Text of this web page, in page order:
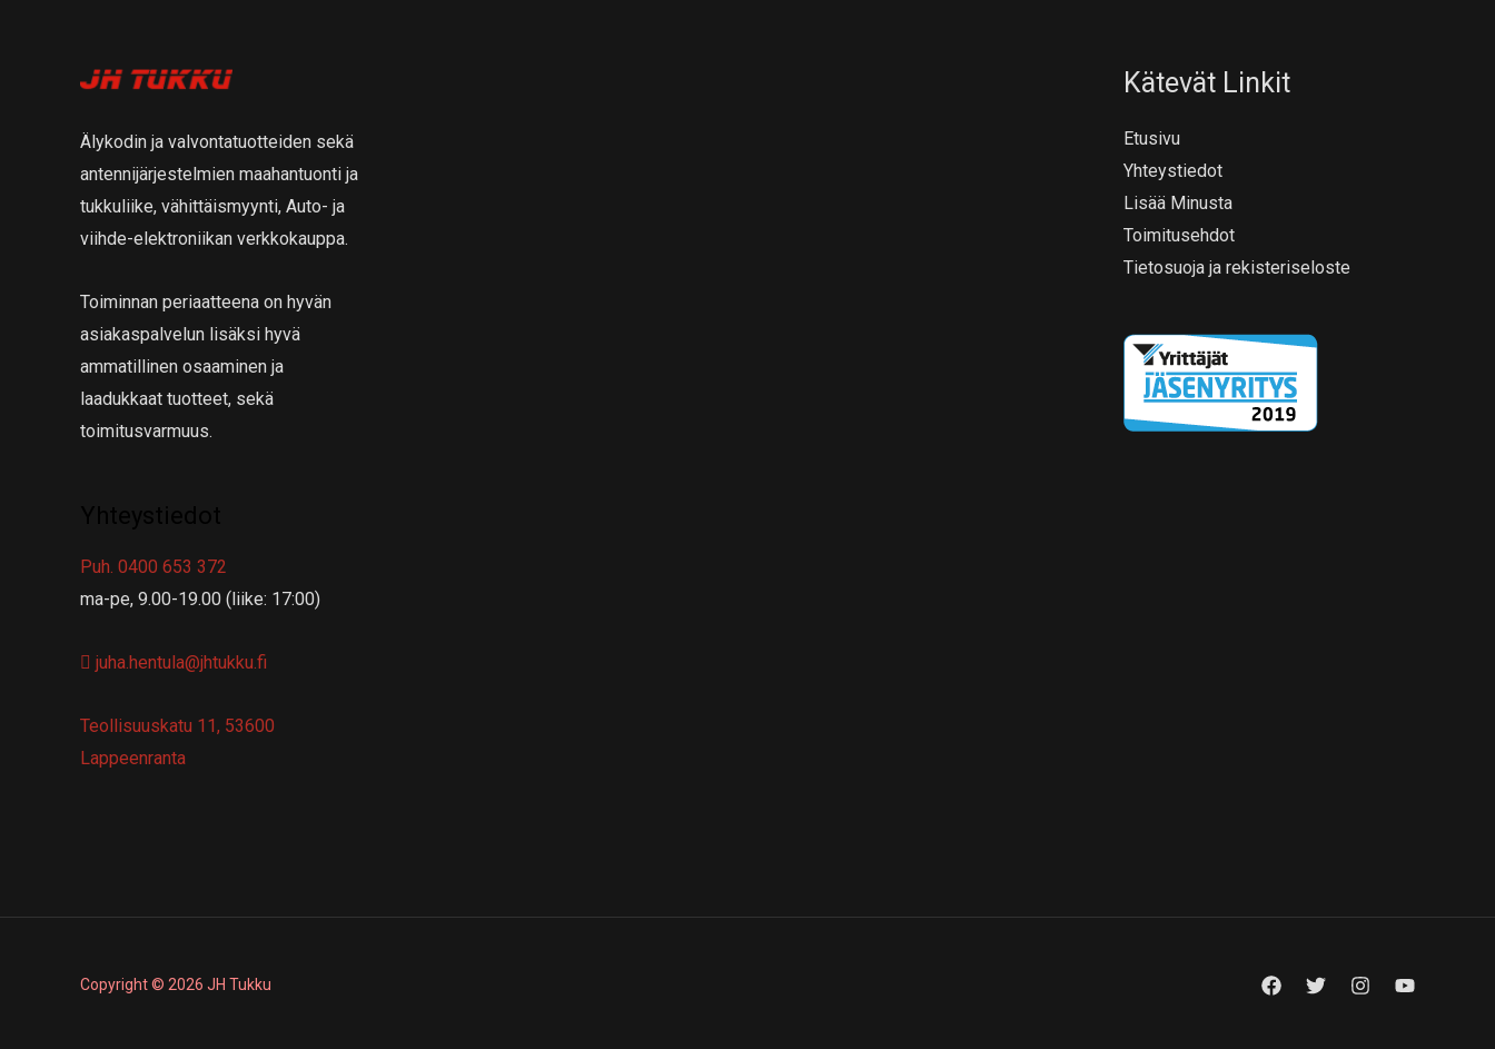
Älykodin ja valvontatuotteiden sekä
antennijärjestelmien maahantuonti ja
tukkuliike, vähittäismyynti, Auto- ja
viihde-elektroniikan verkkokauppa.
Toiminnan periaatteena on hyvän
asiakaspalvelun lisäksi hyvä
ammatillinen osaaminen ja
laadukkaat tuotteet, sekä
toimitusvarmuus.
Puh. 0400 653 372
ma-pe, 9.00-19.00 (liike: 17:00)
juha.hentula@jhtukku.fi
Teollisuuskatu 11, 53600
Lappeenranta
Kätevät Linkit
Etusivu
Yhteystiedot
Lisää Minusta
Toimitusehdot
Tietosuoja ja rekisteriseloste
Copyright © 2026 JH Tukku